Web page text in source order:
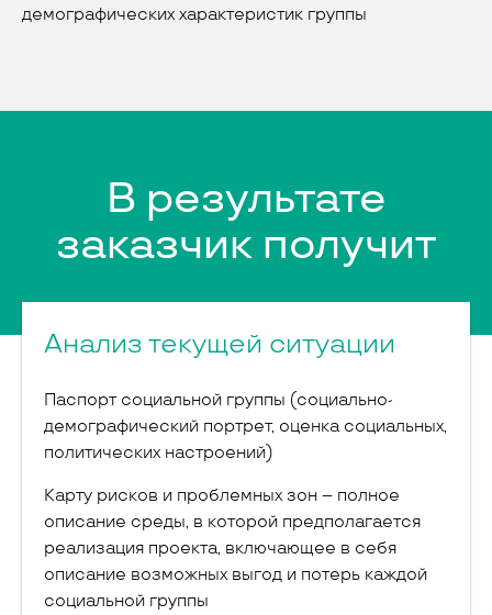
демографических характеристик группы
В результате
заказчик получит
Анализ текущей ситуации
Паспорт социальной группы (социально-
демографический портрет, оценка социальных,
политических настроений)
Карту рисков и проблемных зон – полное
описание среды, в которой предполагается
реализация проекта, включающее в себя
описание возможных выгод и потерь каждой
социальной группы